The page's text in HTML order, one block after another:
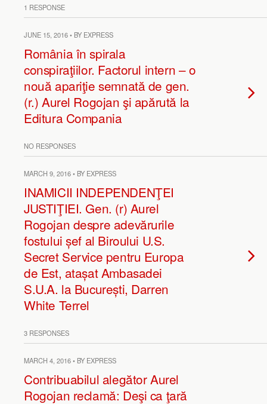
1 RESPONSE
JUNE 15, 2016 • BY EXPRESS
România în spirala
conspiraţiilor. Factorul intern – o
nouă apariţie semnată de gen.
(r.) Aurel Rogojan şi apărută la
Editura Compania
NO RESPONSES
MARCH 9, 2016 • BY EXPRESS
INAMICII INDEPENDENŢEI
JUSTIŢIEI. Gen. (r) Aurel
Rogojan despre adevărurile
fostului șef al Biroului U.S.
Secret Service pentru Europa
de Est, atașat Ambasadei
S.U.A. la București, Darren
White Terrel
3 RESPONSES
MARCH 4, 2016 • BY EXPRESS
Contribuabilul alegător Aurel
Rogojan reclamă: Deşi ca ţară